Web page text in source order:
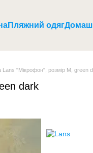
Пляжний одяг
Lans "Мікрофон", розмір M, green
dark